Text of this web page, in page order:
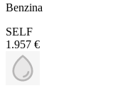
Benzina
SELF
1.957 €